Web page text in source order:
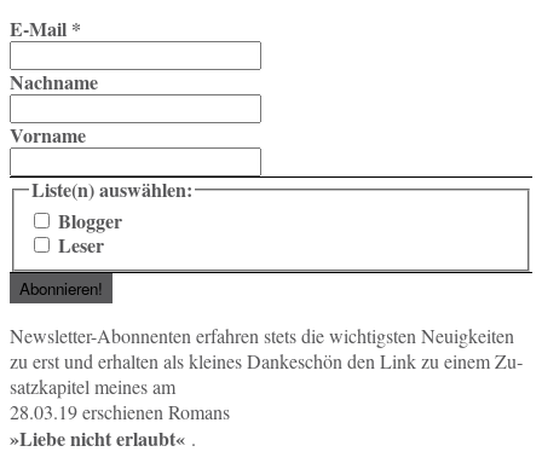
E-Mail *
Nachname
Vorname
Liste(n) auswählen:
Blogger
Leser
News­let­ter-Abon­nen­ten er­fah­ren stets die wich­tigs­ten Neu­ig­kei­ten
zu erst und er­hal­ten als klei­nes Dan­ke­schön den Link zu einem Zu­
satz­ka­pi­tel meines am
28.03.19 er­schie­nen Romans
»Liebe nicht er­laubt« .